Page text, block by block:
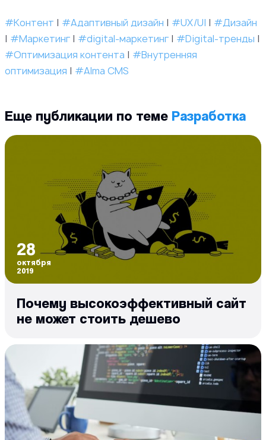
#Контент | #Адаптивный дизайн | #UX/UI | #Дизайн
| #Маркетинг | #digital-маркетинг | #Digital-тренды |
#Оптимизация контента | #Внутренняя
оптимизация | #Alma CMS
Еще публикации по теме Разработка
28
октября
2019
Почему высокоэффективный сайт
не может стоить дешево